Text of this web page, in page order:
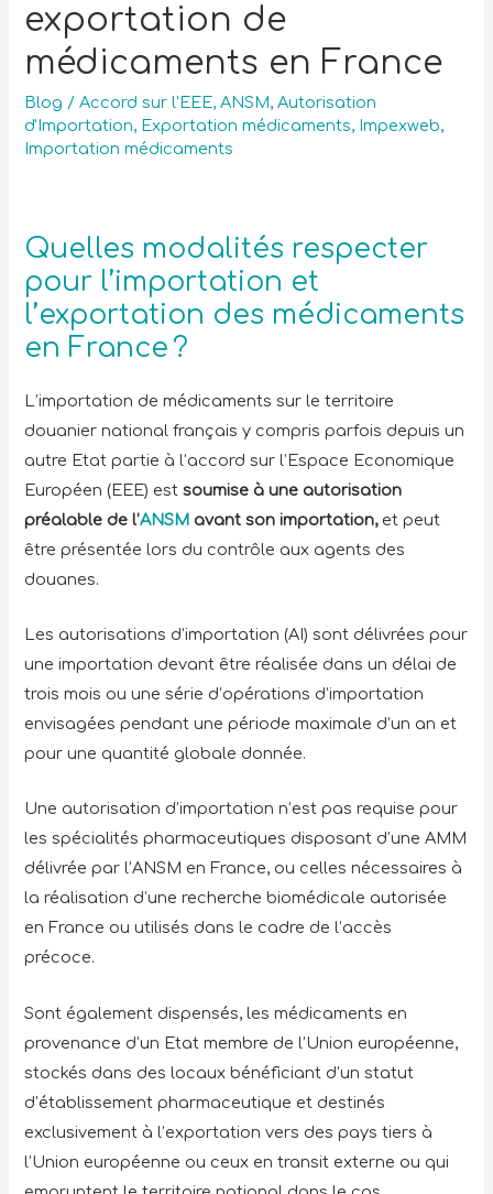
exportation de
médicaments en France
Blog /Accord sur l'EEE,ANSM,Autorisation
d'Importation, Exportation médicaments, Impexweb,
Importation médicaments
Quelles modalités respecter
pour l’importation et
l’exportation des médicaments
en France ?
L’importation de médicaments sur le territoire
douanier national français y compris parfois depuis un
autre Etat partie à l’accord sur l’Espace Economique
Européen (EEE) estsoumise à une autorisation
préalable de l’ANSM avant son importation,et peut
être présentée lors du contrôle aux agents des
douanes.
Les autorisations d’importation (AI) sont délivrées pour
une importation devant être réalisée dans un délai de
trois mois ou une série d’opérations d’importation
envisagées pendant une période maximale d’un an et
pour une quantité globale donnée.
Une autorisation d’importation n’est pas requise pour
les spécialités pharmaceutiques disposant d’une AMM
délivrée par l’ANSM en France, ou celles nécessaires à
la réalisation d’une recherche biomédicale autorisée
en France ou utilisés dans le cadre de l’accès
précoce.
Sont également dispensés, les médicaments en
provenance d’un Etat membre de l’Union européenne,
stockés dans des locaux bénéficiant d’un statut
d’établissement pharmaceutique et destinés
exclusivement à l’exportation vers des pays tiers à
l’Union européenne ou ceux en transit externe ou qui